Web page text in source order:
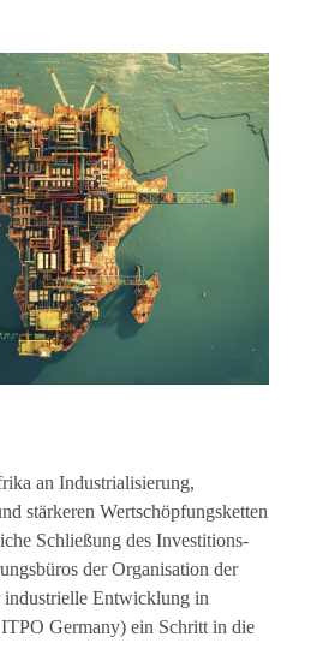
an Industrialisierung,
stärkeren Wertschöpfungsketten
Schließung des Investitions-
der Organisation der
Entwicklung in
Germany) ein Schritt in die